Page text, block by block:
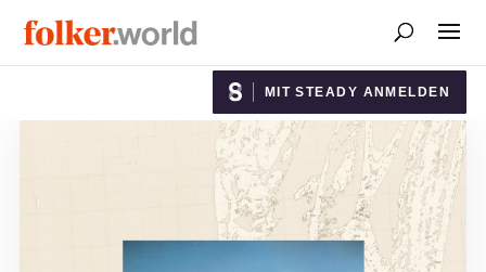
MIT STEADY ANMELDEN